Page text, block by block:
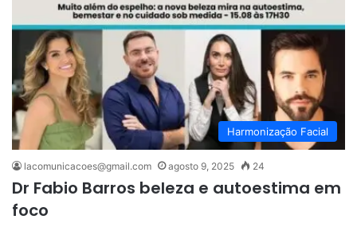
Harmonização Facial
lacomunicacoes@gmail.com agosto 9, 2025 24
Dr Fabio Barros beleza e autoestima em
foco